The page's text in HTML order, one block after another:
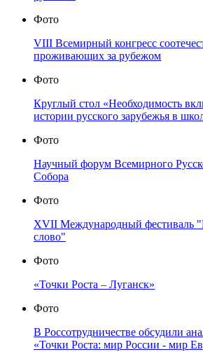
Фото
VIII Всемирный конгресс
проживающих за рубежом
Фото
Круглый стол «Необходимость
истории русского зарубежья в
Фото
Научный форум Всемирного
Собора
Фото
XVII Международный фестиваль
слово"
Фото
«Точки Роста – Луганск»
Фото
В Россотрудничестве обсудили
«Точки Роста: мир России - мир